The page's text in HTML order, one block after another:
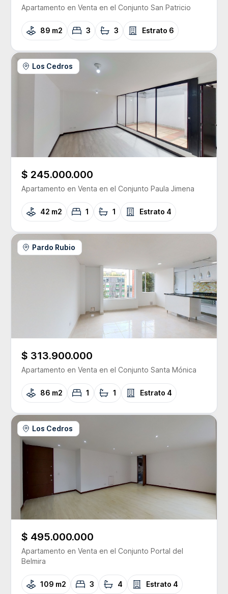
Apartamento en Venta en el Conjunto San Patricio
89 m2 3 3 Estrato 6
Los Cedros
$ 245.000.000
Apartamento en Venta en el Conjunto Paula Jimena
42 m2 1 1 Estrato 4
Pardo Rubio
$ 313.900.000
Apartamento en Venta en el Conjunto Santa Mónica
86 m2 1 1 Estrato 4
Los Cedros
$ 495.000.000
Apartamento en Venta en el Conjunto Portal del
Belmira
109 m2 3 4 Estrato 4